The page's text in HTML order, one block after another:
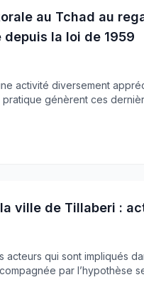
au Tchad au
la loi de 1959
activité diversement
génèrent ces
ville de Tillaberi :
qui sont impliqués
par l’hypothèse